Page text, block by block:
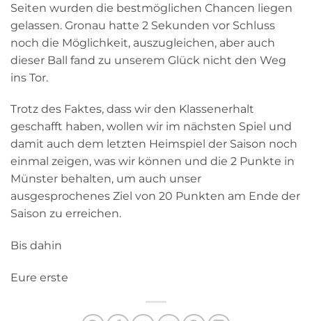
Seiten wurden die bestmöglichen Chancen liegen
gelassen. Gronau hatte 2 Sekunden vor Schluss
noch die Möglichkeit, auszugleichen, aber auch
dieser Ball fand zu unserem Glück nicht den Weg
ins Tor.
Trotz des Faktes, dass wir den Klassenerhalt
geschafft haben, wollen wir im nächsten Spiel und
damit auch dem letzten Heimspiel der Saison noch
einmal zeigen, was wir können und die 2 Punkte in
Münster behalten, um auch unser
ausgesprochenes Ziel von 20 Punkten am Ende der
Saison zu erreichen.
Bis dahin
Eure erste